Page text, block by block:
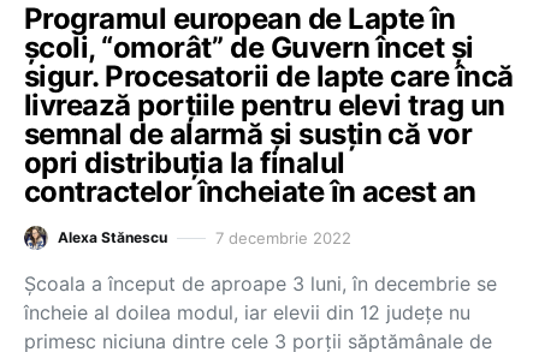
Programul european de Lapte în
școli, “omorât” de Guvern încet și
sigur. Procesatorii de lapte care încă
livrează porțiile pentru elevi trag un
semnal de alarmă și susțin că vor
opri distribuția la finalul
contractelor încheiate în acest an
Alexa Stănescu 7 decembrie 2022
Școala a început de aproape 3 luni, în decembrie se
încheie al doilea modul, iar elevii din 12 județe nu
primesc niciuna dintre cele 3 porții săptămânale de